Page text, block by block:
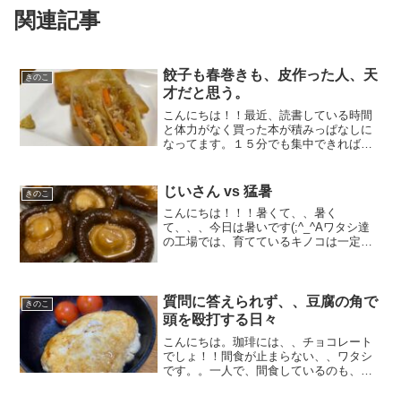
関連記事
きのこ
餃子も春巻きも、皮作った人、天
才だと思う。
こんにちは！！最近、読書している時間
と体力がなく買った本が積みっぱなしに
なってます。１５分でも集中できれば、
しぶりにユックリできたので読書も進み
気分がリフレッシュできま...
きのこ じいさん vs 猛暑
こんにちは！！！暑くて、、暑く
て、、、今日は暑いです(;^_^Aワタシ達
の工場では、育てているキノコは一定の
工場のクーラー達は、、３...
きのこ
質問に答えられず、、豆腐の角で
頭を殴打する日々
こんにちは。珈琲には、、チョコレート
でしょ！！間食が止まらない、、ワタシ
です。。一人で、間食しているのも、、